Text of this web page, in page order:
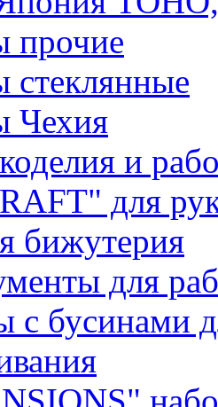
прочие
стеклянные
Чехия
и
для
бижутерия
для
с бусинами